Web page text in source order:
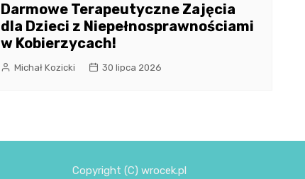
Darmowe Terapeutyczne Zajęcia
dla Dzieci z Niepełnosprawnościami
w Kobierzycach!
Michał Kozicki 30 lipca 2026
Copyright (C) wrocek.pl